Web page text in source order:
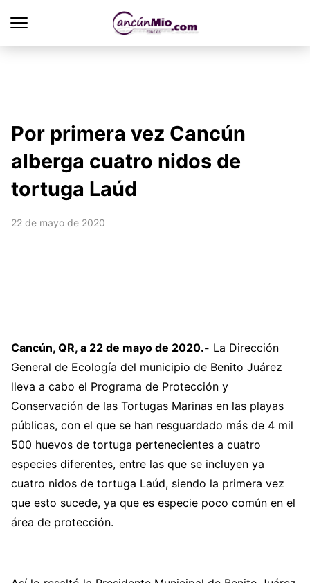
Por primera vez Cancún
alberga cuatro nidos de
tortuga Laúd
22 de mayo de 2020
Cancún, QR, a 22 de mayo de 2020.- La Dirección
General de Ecología del municipio de Benito Juárez
lleva a cabo el Programa de Protección y
Conservación de las Tortugas Marinas en las playas
públicas, con el que se han resguardado más de 4 mil
500 huevos de tortuga pertenecientes a cuatro
especies diferentes, entre las que se incluyen ya
cuatro nidos de tortuga Laúd, siendo la primera vez
que esto sucede, ya que es especie poco común en el
área de protección.